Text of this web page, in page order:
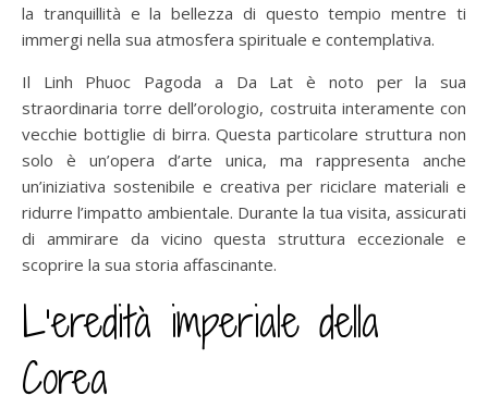
la tranquillità e la bellezza di questo tempio mentre ti
immergi nella sua atmosfera spirituale e contemplativa.
Il Linh Phuoc Pagoda a Da Lat è noto per la sua
straordinaria torre dell’orologio, costruita interamente con
vecchie bottiglie di birra. Questa particolare struttura non
solo è un’opera d’arte unica, ma rappresenta anche
un’iniziativa sostenibile e creativa per riciclare materiali e
ridurre l’impatto ambientale. Durante la tua visita, assicurati
di ammirare da vicino questa struttura eccezionale e
scoprire la sua storia affascinante.
L’eredità imperiale della
Corea